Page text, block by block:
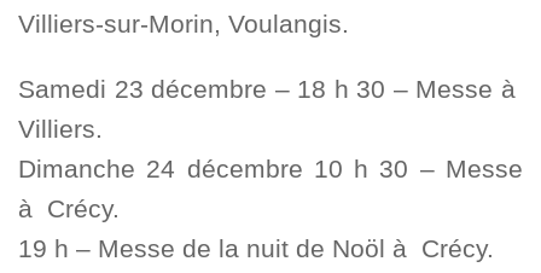
Villiers-sur-Morin, Voulangis.
Samedi 23 décembre – 18 h 30 – Messe à
Villiers.
Dimanche 24 décembre 10 h 30 – Messe
à Crécy.
19 h – Messe de la nuit de Noöl à Crécy.